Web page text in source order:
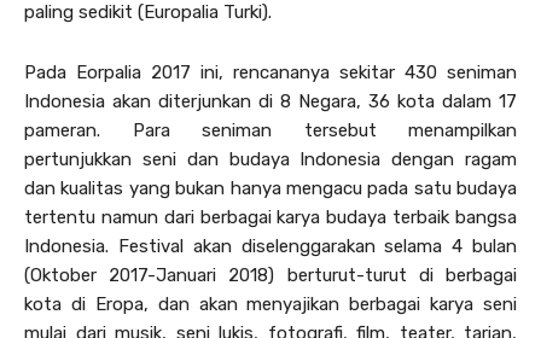
paling sedikit (Europalia Turki).
Pada Eorpalia 2017 ini, rencananya sekitar 430 seniman
Indonesia akan diterjunkan di 8 Negara, 36 kota dalam 17
pameran. Para seniman tersebut menampilkan
pertunjukkan seni dan budaya Indonesia dengan ragam
dan kualitas yang bukan hanya mengacu pada satu budaya
tertentu namun dari berbagai karya budaya terbaik bangsa
Indonesia. Festival akan diselenggarakan selama 4 bulan
(Oktober 2017-Januari 2018) berturut-turut di berbagai
kota di Eropa, dan akan menyajikan berbagai karya seni
mulai dari musik, seni lukis, fotografi, film, teater, tarian,